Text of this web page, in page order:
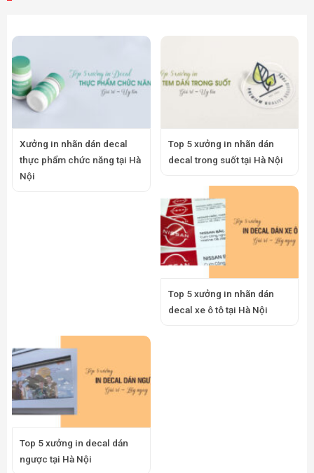
Xưởng in nhãn dán decal
thực phẩm chức năng tại Hà
Nội
Top 5 xưởng in nhãn dán
decal trong suốt tại Hà Nội
Top 5 xưởng in nhãn dán
decal xe ô tô tại Hà Nội
Top 5 xưởng in decal dán
ngược tại Hà Nội